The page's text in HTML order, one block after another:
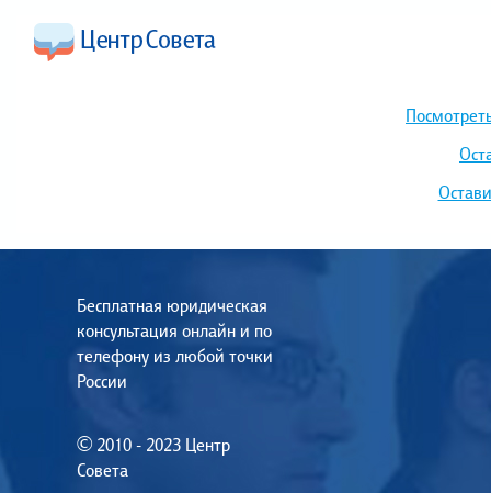
Бесплатная юридическая
консультация онлайн и по
телефону из любой точки
России
© 2010 - 2023 Центр
Совета